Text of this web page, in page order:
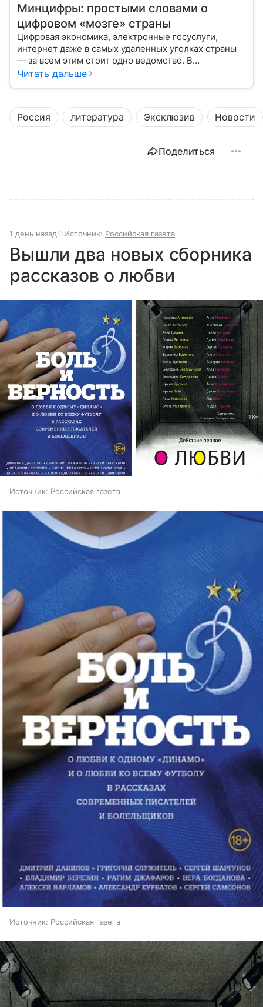
Минцифры: простыми словами о
цифровом «мозге» страны
Цифровая экономика, электронные госуслуги,
интернет даже в самых удаленных уголках страны
— за всем этим стоит одно ведомство. В
повседневной речи его называют просто
цифровой «мозг» России, который отвечает за
развитие технологий, связь и информационную
Читать дальше
Россия литература Эксклюзив Новости
Поделиться
1 день назад Источник: Российская газета
Вышли два новых сборника
рассказов о любви
Источник: Российская газета
Источник: Российская газета